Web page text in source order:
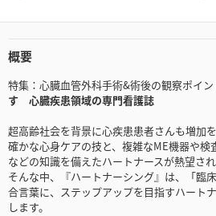
概要
特集：心臓血管外科手術&術後の観察ポイン
す 心臓疾患領域の専門看護誌
超高齢社会を背景に心疾患患者さんも増加
確かな心身ケアの技と、複雑なME機器や
などの知識を備えたハートナースが熱望され
そんな中、『ハートナーシング』は、「臨
合言葉に、ステップアップを目指すハート
します。